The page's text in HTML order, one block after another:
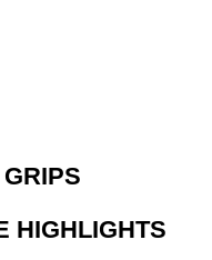
HIGHLIGHTS